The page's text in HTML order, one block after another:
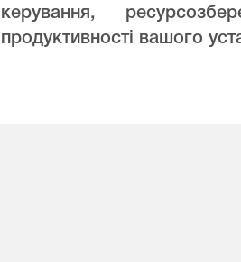
керування,
продуктивності вашого